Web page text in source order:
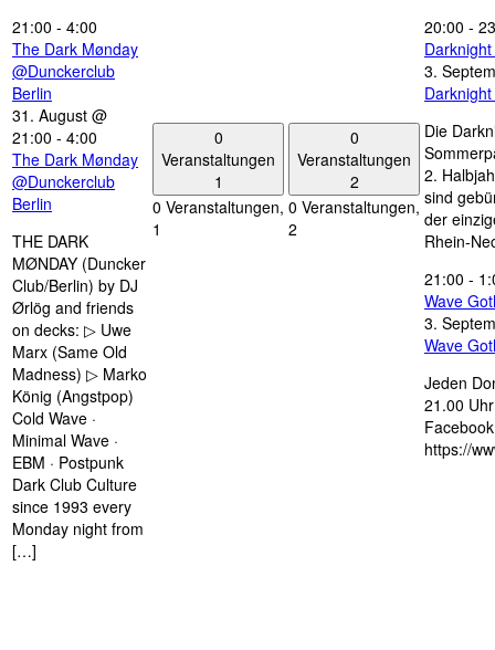
21:00 - 4:00
The Dark Mønday
@Dunckerclub
Berlin
31. August @
21:00 - 4:00
The Dark Mønday
@Dunckerclub
Berlin
THE DARK
MØNDAY (Duncker
Club/Berlin) by DJ
Ørlög and friends
on decks: ▷ Uwe
Marx (Same Old
Madness) ▷ Marko
König (Angstpop)
Cold Wave ·
Minimal Wave ·
EBM · Postpunk
Dark Club Culture
since 1993 every
Monday night from
[…]
0
Veranstaltungen
1
0 Veranstaltungen,
1
0
Veranstaltungen
2
0 Veranstaltungen,
2
20:00 -
3.
Die
2.
sind
der
Rhein-
21:00 -
Wave
3.
Wave
Jeden
21.00
https://